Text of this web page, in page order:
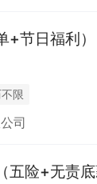
节日福利）
限
司